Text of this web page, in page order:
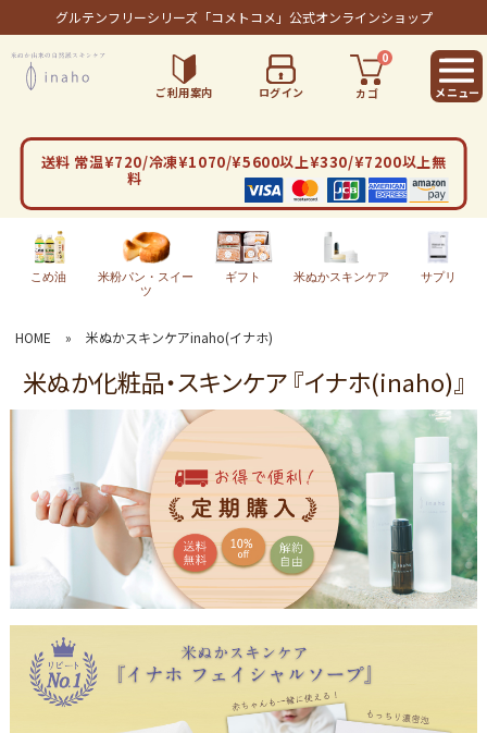
グルテンフリーシリーズ「コメトコメ」公式オンラインショップ
ご利用案内 ログイン カゴ
0
送料 常温¥720/冷凍¥1070/¥5600以上¥330/¥7200以上無
料
こめ油
米粉パン・スイー
ツ
ギフト 米ぬかスキンケア サプリ
HOME » 米ぬかスキンケアinaho(イナホ)
米ぬか化粧品・スキンケア 『イナホ(inaho)』